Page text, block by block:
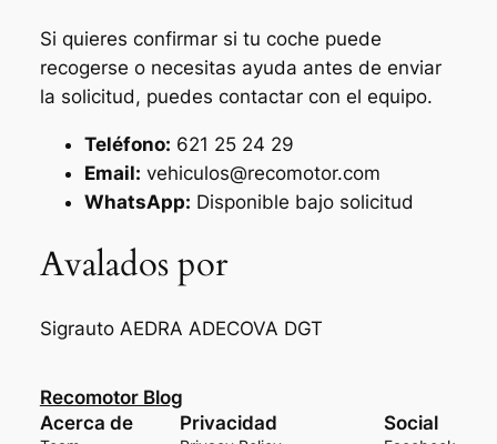
Si quieres confirmar si tu coche puede
recogerse o necesitas ayuda antes de enviar
la solicitud, puedes contactar con el equipo.
Teléfono: 621 25 24 29
Email: vehiculos@recomotor.com
WhatsApp: Disponible bajo solicitud
Avalados por
Sigrauto AEDRA ADECOVA DGT
Recomotor Blog
Acerca de
Privacidad Social